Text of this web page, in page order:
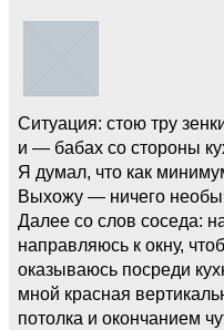
Ситуация: стою тру
и — бабах со стороны
Я думал, что как
Выхожу — ничего
Далее со слов соседа:
направляюсь к окну,
оказываюсь посреди
мной красная
потолка и окончанием